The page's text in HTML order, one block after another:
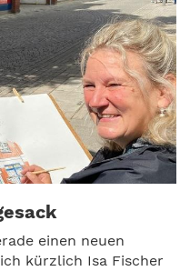
einen neuen
kürzlich Isa Fischer